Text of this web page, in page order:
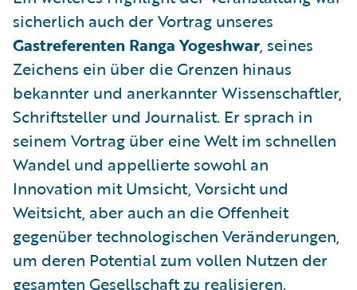
sicherlich auch der Vortrag unseres
Gastreferenten Ranga Yogeshwar, seines
Zeichens ein über die Grenzen hinaus
bekannter und anerkannter Wissenschaftler,
Schriftsteller und Journalist. Er sprach in
seinem Vortrag über eine Welt im schnellen
Wandel und appellierte sowohl an
Innovation mit Umsicht, Vorsicht und
Weitsicht, aber auch an die Offenheit
gegenüber technologischen Veränderungen,
um deren Potential zum vollen Nutzen der
gesamten Gesellschaft zu realisieren.